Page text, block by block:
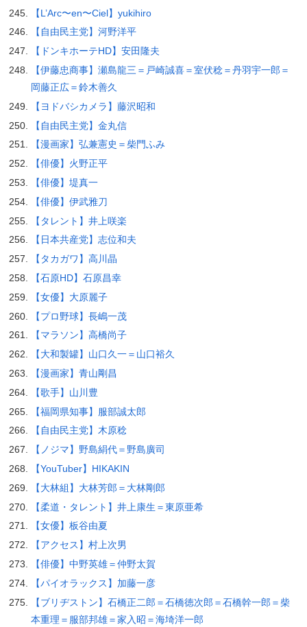
【L’Arc〜en〜Ciel】yukihiro
【自由民主党】河野洋平
【ドンキホーテHD】安田隆夫
【伊藤忠商事】瀬島龍三＝戸崎誠喜＝室伏稔＝丹羽宇一郎＝
岡藤正広＝鈴木善久
【ヨドバシカメラ】藤沢昭和
【自由民主党】金丸信
【漫画家】弘兼憲史＝柴門ふみ
【俳優】火野正平
【俳優】堤真一
【俳優】伊武雅刀
【タレント】井上咲楽
【日本共産党】志位和夫
【タカガワ】高川晶
【石原HD】石原昌幸
【女優】大原麗子
【プロ野球】長嶋一茂
【マラソン】高橋尚子
【大和製罐】山口久一＝山口裕久
【漫画家】青山剛昌
【歌手】山川豊
【福岡県知事】服部誠太郎
【自由民主党】木原稔
【ノジマ】野島絹代＝野島廣司
【YouTuber】HIKAKIN
【大林組】大林芳郎＝大林剛郎
【柔道・タレント】井上康生＝東原亜希
【女優】板谷由夏
【アクセス】村上次男
【俳優】中野英雄＝仲野太賀
【パイオラックス】加藤一彦
【ブリヂストン】石橋正二郎＝石橋徳次郎＝石橋幹一郎＝柴
本重理＝服部邦雄＝家入昭＝海埼洋一郎